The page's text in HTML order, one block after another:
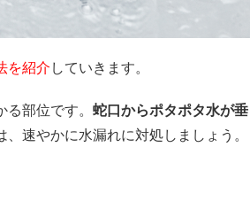
を紹介 していきます。
部位です。 蛇口からポタポタ水が垂
、速やかに水漏れに対処しましょう。